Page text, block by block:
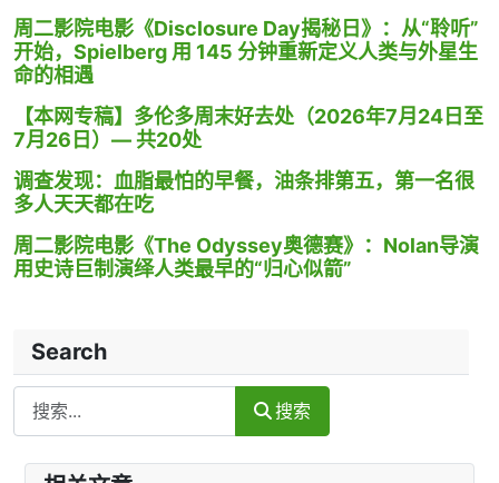
周二影院电影《Disclosure Day揭秘日》：从“聆听”
开始，Spielberg 用 145 分钟重新定义人类与外星生
命的相遇
【本网专稿】多伦多周末好去处（2026年7月24日至
7月26日）— 共20处
调查发现：血脂最怕的早餐，油条排第五，第一名很
多人天天都在吃
周二影院电影《The Odyssey奥德赛》：Nolan导演
用史诗巨制演绎人类最早的“归心似箭”
Search
Search
搜索